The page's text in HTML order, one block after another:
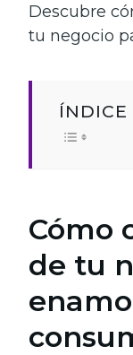
Descubre
tu negocio
ÍNDICE
Cómo
de tu